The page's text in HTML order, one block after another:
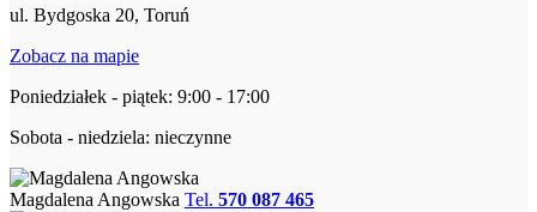
ul. Bydgoska 20, Toruń
Zobacz na mapie
Poniedziałek - piątek: 9:00 - 17:00
Sobota - niedziela: nieczynne
Magdalena Angowska Tel. 570 087 465